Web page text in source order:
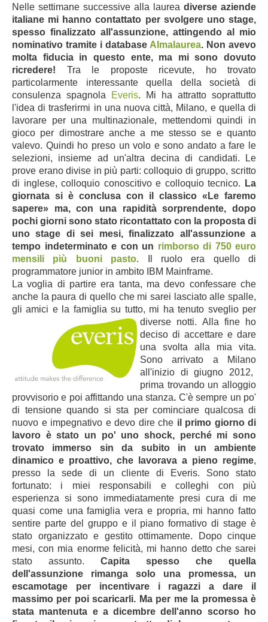
Nelle settimane successive alla laurea diverse aziende
italiane mi hanno contattato per svolgere uno stage,
spesso finalizzato all'assunzione, attingendo al mio
nominativo tramite i database Almalaurea. Non avevo
molta fiducia in questo ente, ma mi sono dovuto
ricredere! Tra le proposte ricevute, ho trovato
particolarmente interessante quella della società di
consulenza spagnola
Everis. Mi ha attratto soprattutto
l'idea di trasferirmi in una nuova città, Milano, e quella di
lavorare per una multinazionale, mettendomi quindi in
gioco per dimostrare anche a me stesso se e quanto
valevo. Quindi ho preso un volo e sono andato a fare le
selezioni, insieme ad un'altra decina di candidati. Le
prove erano divise in più parti: colloquio di gruppo, scritto
di inglese, colloquio conoscitivo e colloquio tecnico.
La
giornata si è conclusa con il classico «Le faremo
sapere» ma, con una rapidità sorprendente, dopo
pochi giorni sono stato ricontattato con la proposta di
uno stage di sei mesi, finalizzato all'assunzione a
tempo indeterminato e con un rimborso di 750 euro
mensili più buoni pasto. Il ruolo era quello di
programmatore junior in ambito IBM Mainframe.
La voglia di partire era tanta, ma devo confessare che
anche la paura di quello che mi sarei lasciato alle spalle,
gli amici e la famiglia su tutto, mi ha tenuto sveglioper
diverse notti. Alla fine
ho
deciso di accettare e dare
una svolta alla mia vita.
Sono arrivato a Milano
all'inizio di giugno 2012,
prima trovando un alloggio
provvisorio e poi affittando una stanza. C'èsempre un po'
di tensione quando si sta per cominciare qualcosa di
nuovo e impegnativo e devo dire che il primo giorno di
lavoro è stato un po' uno shock, perché mi sono
trovato immerso sin da subito in un ambiente
dinamico e proattivo, che lavorava a pieno regime,
presso la sede di un cliente di Everis. Sono stato
fortunato: i miei responsabili e colleghi con più
esperienza si sono immediatamente presi cura di me
quasi come una famiglia vera e propria, mi hanno fatto
sentire parte del gruppo e il piano formativo di stage è
stato organizzato e gestito ottimamente. Dopo cinque
mesi, con mia enorme felicità, mi hanno detto che sarei
stato assunto. Capita spesso che quella
dell'assunzione rimanga solo una promessa, un
escamotage per incentivare i ragazzi a dare il
massimo per poi scaricarli. Ma per me la promessa è
stata mantenuta e a dicembre dell'anno scorso ho